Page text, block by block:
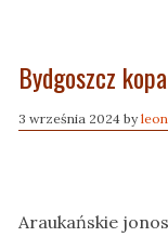
Bydgoszcz
3 września 2024 byleon
Araukańskie